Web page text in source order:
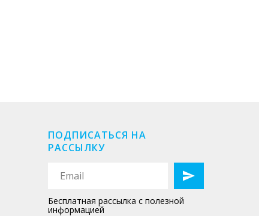
ПОДПИСАТЬСЯ НА
РАССЫЛКУ
Бесплатная рассылка с полезной
информацией